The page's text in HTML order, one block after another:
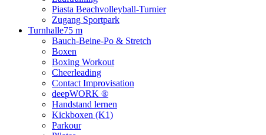
Piasta Beachvolleyball-Turnier
Zugang Sportpark
Turnhalle75 m
Bauch-Beine-Po & Stretch
Boxen
Boxing Workout
Cheerleading
Contact Improvisation
deepWORK ®
Handstand lernen
Kickboxen (K1)
Parkour